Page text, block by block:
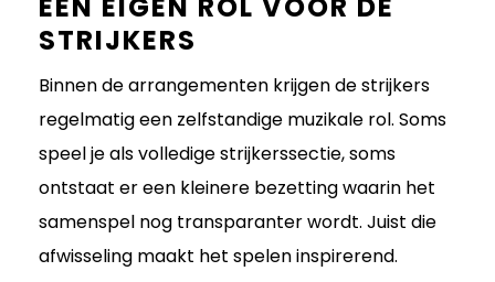
STRIJKERS
Binnen de arrangementen krijgen de strijkers
regelmatig een zelfstandige muzikale rol. Soms
speel je als volledige strijkerssectie, soms
ontstaat er een kleinere bezetting waarin het
samenspel nog transparanter wordt. Juist die
afwisseling maakt het spelen inspirerend.